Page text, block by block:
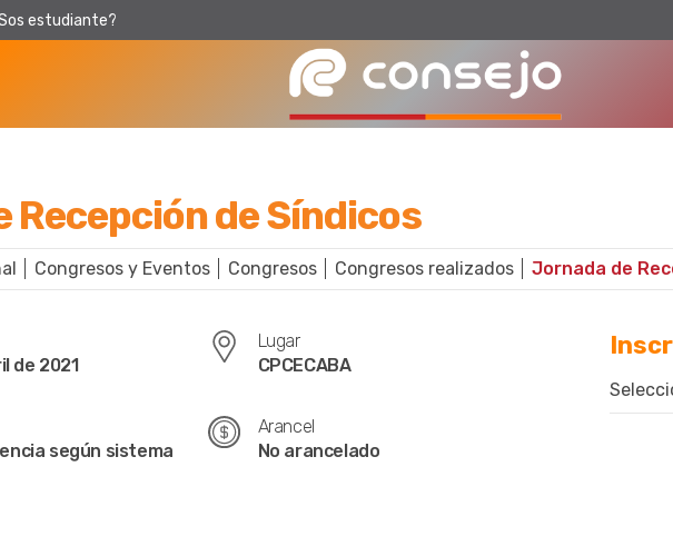
estudiante?
Recepción de Síndicos
Congresos y Eventos Congresos Congresos realizados Jornada de
de 2021
Lugar
CPCECABA
según sistema
Arancel
No arancelado